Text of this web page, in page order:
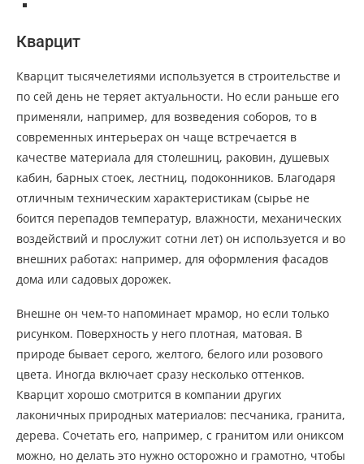
Кварцит
Кварцит тысячелетиями используется в строительстве и
по сей день не теряет актуальности. Но если раньше его
применяли, например, для возведения соборов, то в
современных интерьерах он чаще встречается в
качестве материала для столешниц, раковин, душевых
кабин, барных стоек, лестниц, подоконников. Благодаря
отличным техническим характеристикам (сырье не
боится перепадов температур, влажности, механических
воздействий и прослужит сотни лет) он используется и во
внешних работах: например, для оформления фасадов
дома или садовых дорожек.
Внешне он чем-то напоминает мрамор, но если только
рисунком. Поверхность у него плотная, матовая. В
природе бывает серого, желтого, белого или розового
цвета. Иногда включает сразу несколько оттенков.
Кварцит хорошо смотрится в компании других
лаконичных природных материалов: песчаника, гранита,
дерева. Сочетать его, например, с гранитом или ониксом
можно, но делать это нужно осторожно и грамотно, чтобы